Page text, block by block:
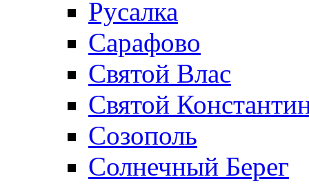
Русалка
Сарафово
Святой Влас
Святой
Созополь
Солнечный Берег